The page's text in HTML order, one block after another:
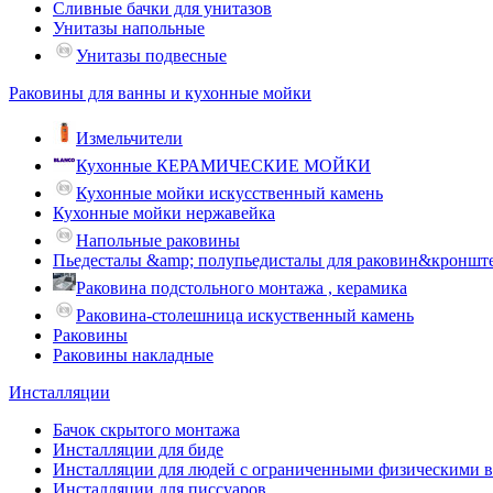
Сливные бачки для унитазов
Унитазы напольные
Унитазы подвесные
Раковины для ванны и кухонные мойки
Измельчители
Кухонные КЕРАМИЧЕСКИЕ МОЙКИ
Кухонные мойки искусственный камень
Кухонные мойки нержавейка
Напольные раковины
Пьедесталы &amp; полупьедисталы для
Раковина подстольного монтажа , керамика
Раковина-столешница искуственный камень
Раковины
Раковины накладные
Инсталляции
Бачок скрытого монтажа
Инсталляции для биде
Инсталляции для людей с ограниченными физическими